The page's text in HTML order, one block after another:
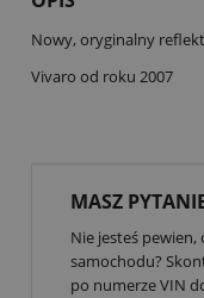
Nowy, oryginalny
Vivaro od roku 2007
MASZ
Nie jesteś pewien,
samochodu?
po numerze VIN